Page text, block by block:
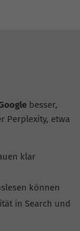
besser,
Perplexity, etwa
klar
können
in Search und